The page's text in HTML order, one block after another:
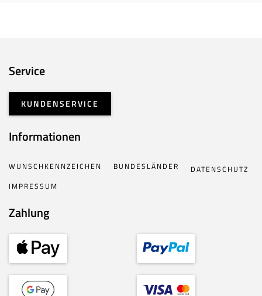
Service
KUNDENSERVICE
Informationen
WUNSCHKENNZEICHEN BUNDESLÄNDER
DATENSCHUTZ
IMPRESSUM
Zahlung